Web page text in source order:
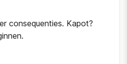
consequenties. Kapot?